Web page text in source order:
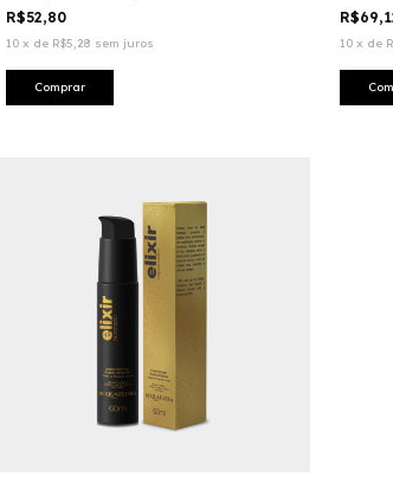
R$52,80
10 x de R$5,28 sem juros 10 x de